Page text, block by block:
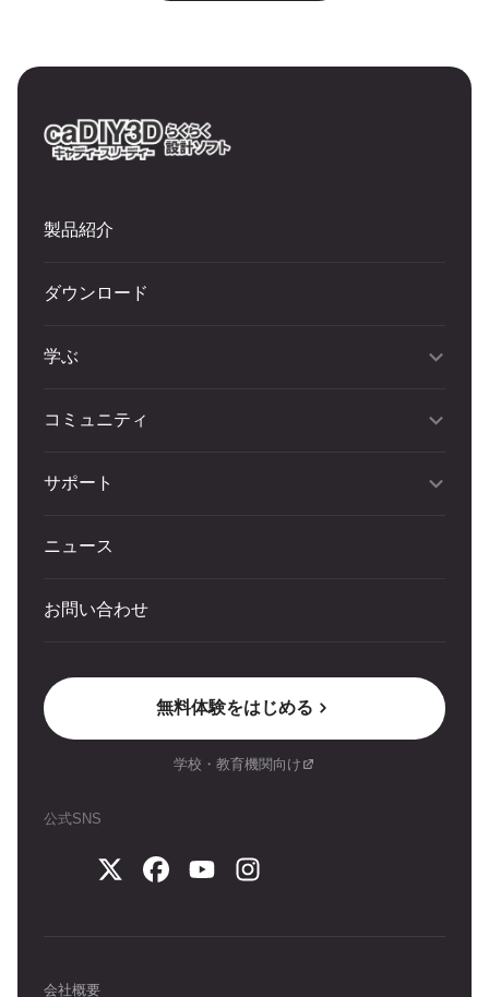
製品紹介
ダウンロード
学ぶ
コミュニティ
サポート
ニュース
お問い合わせ
無料体験をはじめる
学校・教育機関向け
公式SNS
会社概要